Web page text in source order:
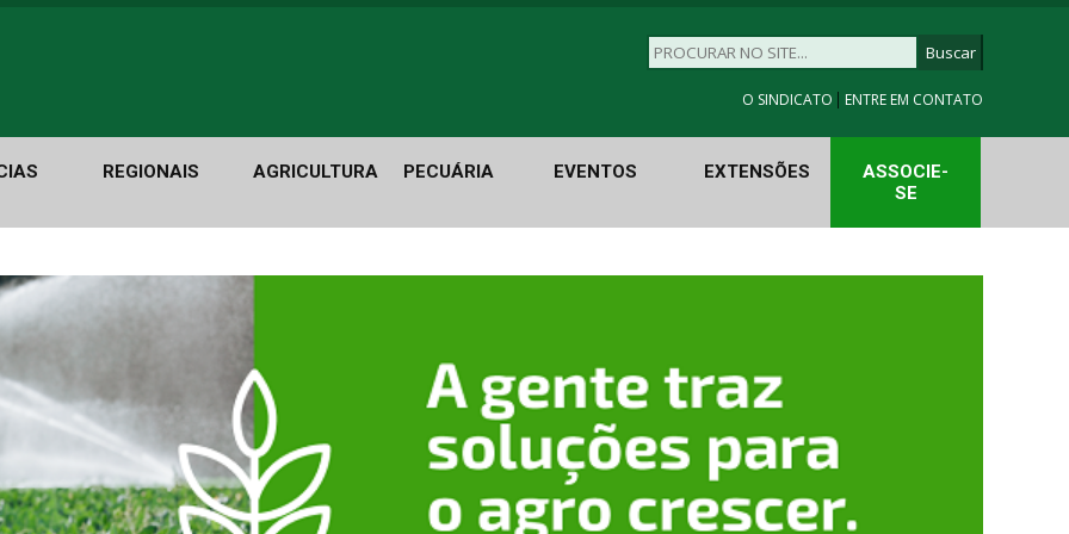
O SINDICATO | ENTRE EM CONTATO
REGIONAIS AGRICULTURA PECUÁRIA EVENTOS EXTENSÕES
ASSOCIE-
SE